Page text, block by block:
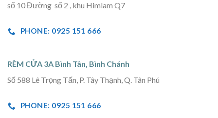
số 10 Đường số 2 , khu Himlam Q7
PHONE: 0925 151 666
RÈM CỬA 3A Bình Tân, Bình Chánh
Số 588 Lê Trọng Tấn, P. Tây Thạnh, Q. Tân Phú
PHONE: 0925 151 666